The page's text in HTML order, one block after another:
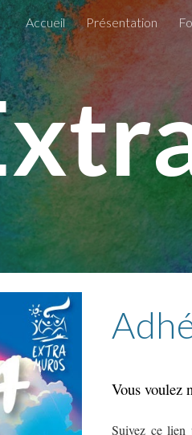
to main content
Accueil Présentation
Vous voulez
Suivez ce lien